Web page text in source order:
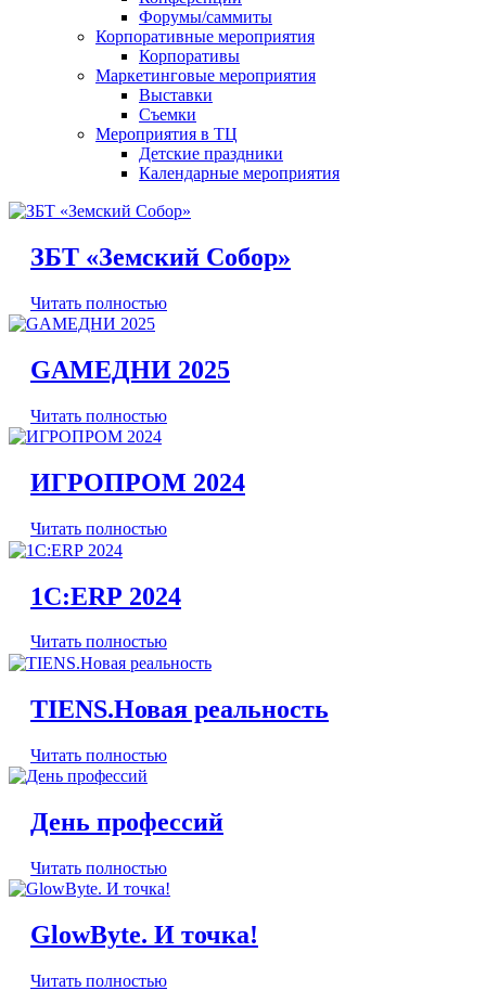
Форумы/саммиты
Корпоративные мероприятия
Корпоративы
Маркетинговые мероприятия
Выставки
Съемки
Мероприятия в ТЦ
Детские праздники
Календарные мероприятия
ЗБТ «Земский Собор»
Читать полностью
GAMEДНИ 2025
Читать полностью
ИГРОПРОМ 2024
Читать полностью
1C:ERP 2024
Читать полностью
TIENS.Новая реальность
Читать полностью
День профессий
Читать полностью
GlowByte. И точка!
Читать полностью